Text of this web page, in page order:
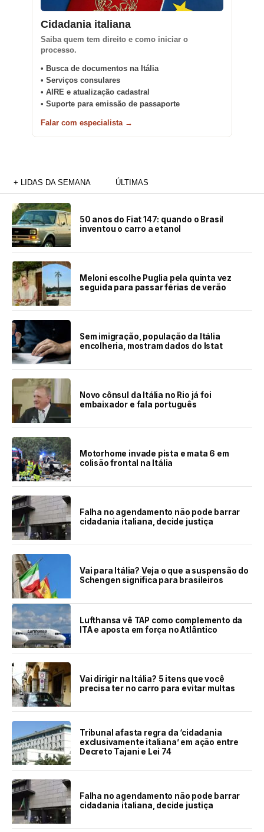
Cidadania italiana
Saiba quem tem direito e como iniciar o
processo.
• Busca de documentos na Itália
• Serviços consulares
• AIRE e atualização cadastral
• Suporte para emissão de passaporte
Falar com especialista →
+ LIDAS DA SEMANA ÚLTIMAS
50 anos do Fiat 147: quando o Brasil
inventou o carro a etanol
Meloni escolhe Puglia pela quinta vez
seguida para passar férias de verão
Sem imigração, população da Itália
encolheria, mostram dados do Istat
Novo cônsul da Itália no Rio já foi
embaixador e fala português
Motorhome invade pista e mata 6 em
colisão frontal na Itália
Falha no agendamento não pode barrar
cidadania italiana, decide justiça
Vai para Itália? Veja o que a suspensão do
Schengen significa para brasileiros
Lufthansa vê TAP como complemento da
ITA e aposta em força no Atlântico
Vai dirigir na Itália? 5 itens que você
precisa ter no carro para evitar multas
Tribunal afasta regra da ‘cidadania
exclusivamente italiana’ em ação entre
Decreto Tajani e Lei 74
Falha no agendamento não pode barrar
cidadania italiana, decide justiça